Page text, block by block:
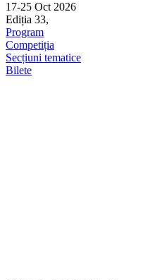
17-25 Oct 2026
Ediția 33,
Program
Competiția
Secțiuni tematice
Bilete